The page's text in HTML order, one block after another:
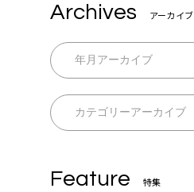
Archives アーカイブ
Feature 特集